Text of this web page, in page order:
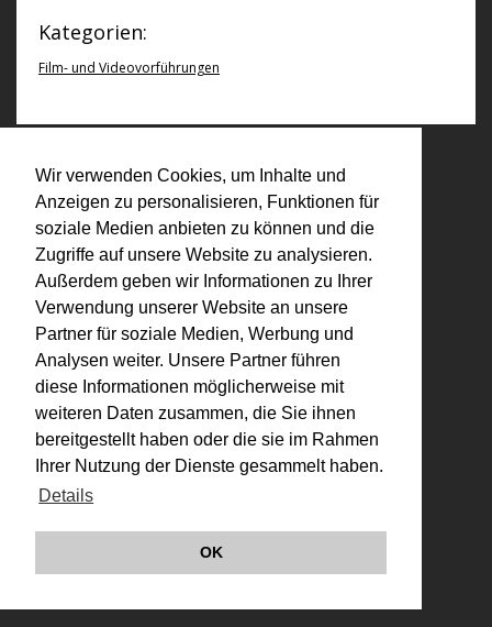
Wir verwenden Cookies, um Inhalte und
Anzeigen zu personalisieren, Funktionen für
soziale Medien anbieten zu können und die
Zugriffe auf unsere Website zu analysieren.
Außerdem geben wir Informationen zu Ihrer
Verwendung unserer Website an unsere
Partner für soziale Medien, Werbung und
Analysen weiter. Unsere Partner führen
diese Informationen möglicherweise mit
weiteren Daten zusammen, die Sie ihnen
bereitgestellt haben oder die sie im Rahmen
Ihrer Nutzung der Dienste gesammelt haben.
Details
OK
Kategorien:
Film- und Videovorführungen
Datenschutz
Links